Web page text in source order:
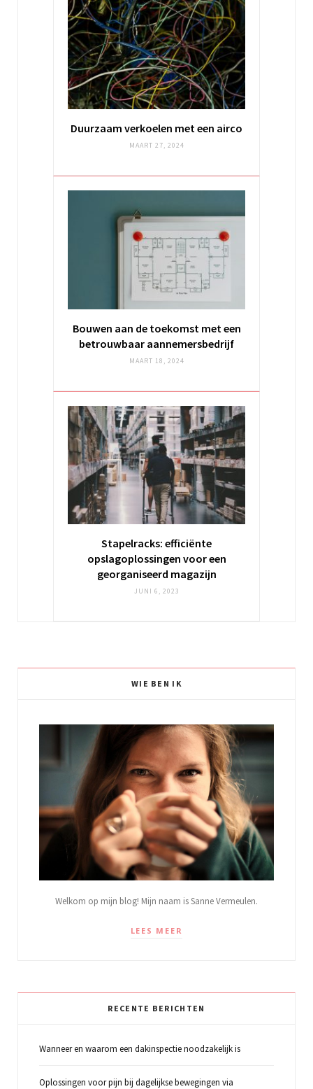
Duurzaam verkoelen met een airco
MAART 27, 2024
Bouwen aan de toekomst met een
betrouwbaar aannemersbedrijf
MAART 18, 2024
Stapelracks: efficiënte
opslagoplossingen voor een
georganiseerd magazijn
JUNI 6, 2023
WIE BEN IK
Welkom op mijn blog! Mijn naam is Sanne Vermeulen.
LEES MEER
RECENTE BERICHTEN
Wanneer en waarom een dakinspectie noodzakelijk is
Oplossingen voor pijn bij dagelijkse bewegingen via